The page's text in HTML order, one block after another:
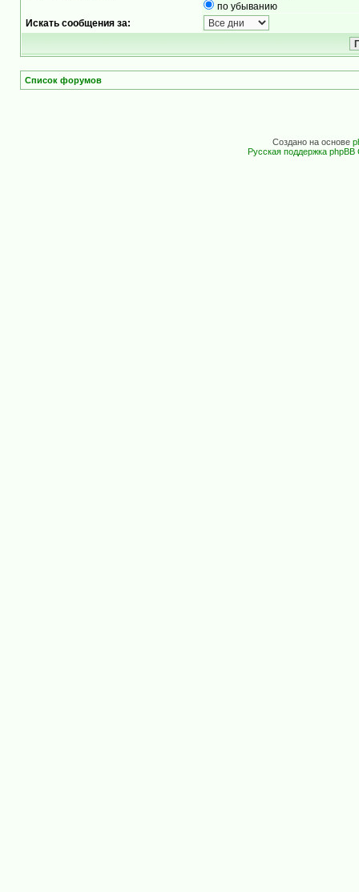
по убыванию
Искать сообщения за:
Список форумов
Создано на основе
Русская поддержка phpBB